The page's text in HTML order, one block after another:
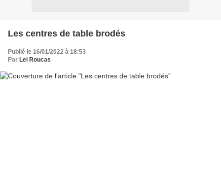
Les centres de table brodés
Publié le 16/01/2022 à 18:53
Par Lei Roucas